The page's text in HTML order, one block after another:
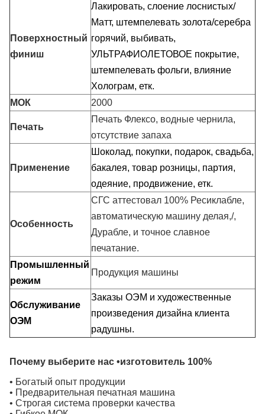
Поверхностный
финиш
Лакировать, слоение лоснистых/
Матт, штемпелевать золота/серебра
горячий, выбивать,
УЛЬТРАФИОЛЕТОВОЕ покрытие,
штемпелевать фольги, влияние
Холограм, етк.
МОК
2000
Печать
Печать Флексо, водные чернила,
отсутствие запаха
Применение
Шоколад, покупки, подарок, свадьба,
бакалея, товар розницы, партия,
одеяние, продвижение, етк.
Особенность
СГС аттестовал 100% Ресиклабле,
автоматическую машину делая,/,
Дурабле, и точное славное
печатание.
Промышленный
режим
Продукция машины
Обслуживание
ОЭМ
Заказы ОЭМ и художественные
произведения дизайна клиента
радушны.
Почему выберите нас •изготовитель 100%
• Богатый опыт продукции
• Предварительная печатная машина
• Строгая система проверки качества